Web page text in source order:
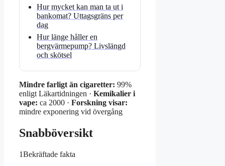
Hur mycket kan man ta ut i
bankomat? Uttagsgräns per
dag
Hur länge håller en
bergvärmepump? Livslängd
och skötsel
Mindre farligt än cigaretter: 99%
enligt Läkartidningen · Kemikalier i
vape: ca 2000 · Forskning visar:
mindre exponering vid övergång
Snabböversikt
1Bekräftade fakta